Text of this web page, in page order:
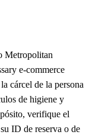
Metropolitan
e-commerce
cárcel de la persona
de higiene y
verifique el
ID de reserva o de